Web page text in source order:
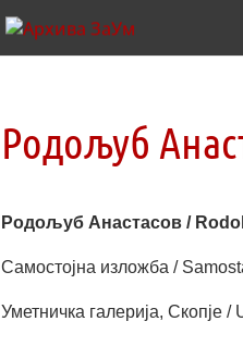
Родољуб
Родољуб Анастасов /
Самостојна изложба /
Уметничка галерија, Скопје